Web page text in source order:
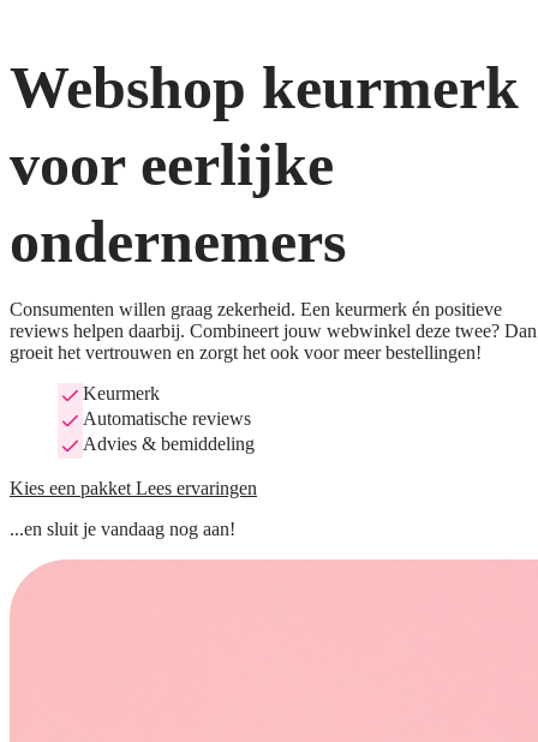
Webshop keurmerk
voor eerlijke
ondernemers
Consumenten willen graag zekerheid. Een keurmerk én positieve
reviews helpen daarbij. Combineert jouw webwinkel deze twee? Dan
groeit het vertrouwen en zorgt het ook voor meer bestellingen!
Keurmerk
Automatische reviews
Advies & bemiddeling
Kies een pakket Lees ervaringen
...en sluit je vandaag nog aan!